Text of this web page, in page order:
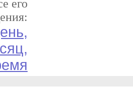
его